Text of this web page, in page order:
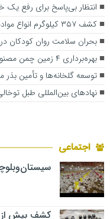
انتظار بی‌پاسخ برای رفع
کشف ۳۵۷ کیلوگرم انواع موادمخدر در سیستان‌وبلوچستان
بحران سلامت روان کودکان
بهره‌برداری ۴ زمین چمن مصنوعی در زهک
توسعه گلخانه‌ها و تأمین بذر
نهادهای بین‌المللی طبل
اجتماعی